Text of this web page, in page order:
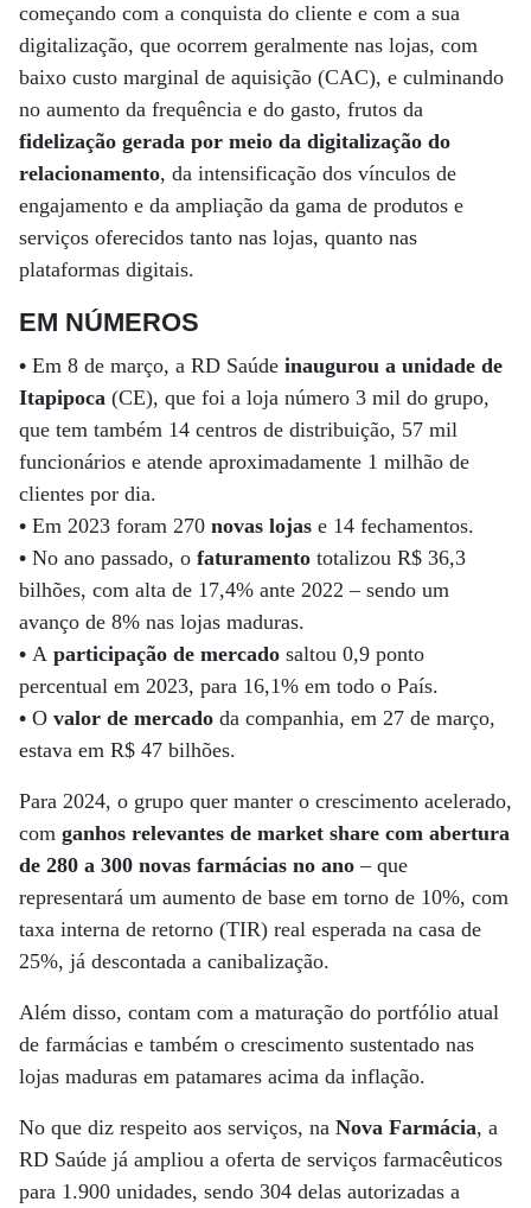
começando com a conquista do cliente e com a sua
digitalização, que ocorrem geralmente nas lojas, com
baixo custo marginal de aquisição (CAC), e culminando
no aumento da frequência e do gasto, frutos da
fidelização gerada por meio da digitalização do
relacionamento, da intensificação dos vínculos de
engajamento e da ampliação da gama de produtos e
serviços oferecidos tanto nas lojas, quanto nas
plataformas digitais.
EM NÚMEROS
• Em 8 de março, a RD Saúde inaugurou a unidade de
Itapipoca (CE), que foi a loja número 3 mil do grupo,
que tem também 14 centros de distribuição, 57 mil
funcionários e atende aproximadamente 1 milhão de
clientes por dia.
• Em 2023 foram 270 novas lojas e 14 fechamentos.
• No ano passado, o faturamento totalizou R$ 36,3
bilhões, com alta de 17,4% ante 2022 – sendo um
avanço de 8% nas lojas maduras.
• A participação de mercado saltou 0,9 ponto
percentual em 2023, para 16,1% em todo o País.
• O valor de mercado da companhia, em 27 de março,
estava em R$ 47 bilhões.
Para 2024, o grupo quer manter o crescimento acelerado,
com ganhos relevantes de market share com abertura
de 280 a 300 novas farmácias no ano – que
representará um aumento de base em torno de 10%, com
taxa interna de retorno (TIR) real esperada na casa de
25%, já descontada a canibalização.
Além disso, contam com a maturação do portfólio atual
de farmácias e também o crescimento sustentado nas
lojas maduras em patamares acima da inflação.
No que diz respeito aos serviços, na Nova Farmácia, a
RD Saúde já ampliou a oferta de serviços farmacêuticos
para 1.900 unidades, sendo 304 delas autorizadas a